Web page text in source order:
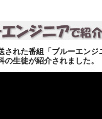
された番組「ブルーエンジ
の生徒が紹介されました。